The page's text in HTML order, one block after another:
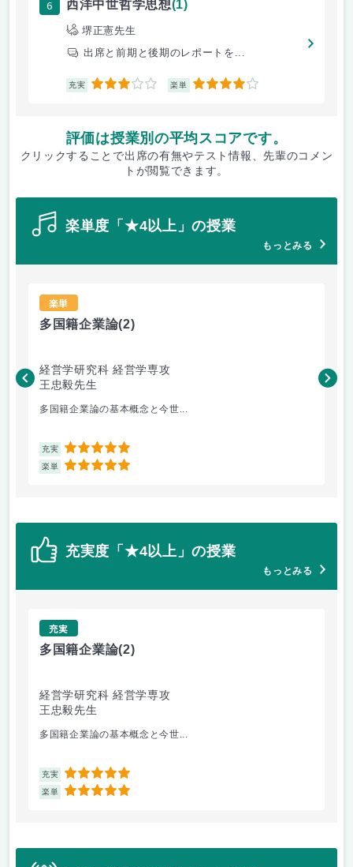
6 西洋中世哲学思想(1)
堺正憲先生
出席と前期と後期のレポートを...
充実 3 楽単 4
評価は授業別の平均スコアです。
クリックすることで出席の有無やテスト情報、先輩のコメン
トが閲覧できます。
楽単度「★4以上」の授業
もっとみる
楽単
多国籍企業論(2)
経営学研究科 経営学専攻
王忠毅先生
多国籍企業論の基本概念と今世...
充実 5
楽単 5
丸
充実度「★4以上」の授業
もっとみる
充実
多国籍企業論(2)
経営学研究科 経営学専攻
王忠毅先生
多国籍企業論の基本概念と今世...
充実 5
楽単 5